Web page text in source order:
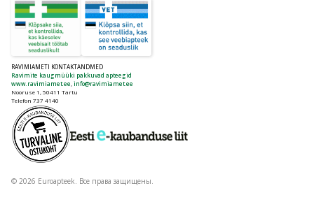
RAVIMIAMETI KONTAKTANDMED
Ravimite kaugmüüki pakkuvad apteegid
www.ravimiamet.ee info@ravimiamet.ee
Nooruse 1, 50411 Tartu
Telefon 737 4140
© 2026 Euroapteek. Все права защищены.